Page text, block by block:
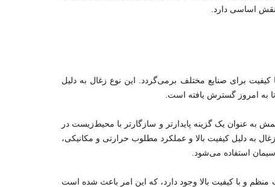
اساسی دارد.
کیفیت برای صنایع مختلف برمی‌گردد. این نوع زغال به دلیل
به امروز گسترش یافته است.
به عنوان یک گزینه پایدارتر و سازگارتر با محیط‌زیست در
به دلیل کیفیت بالا و عملکرد مطلوب حرارتی و مکانیکی،
سیمان استفاده می‌شود.
و با کیفیت بالا وجود دارد، که این امر باعث شده است